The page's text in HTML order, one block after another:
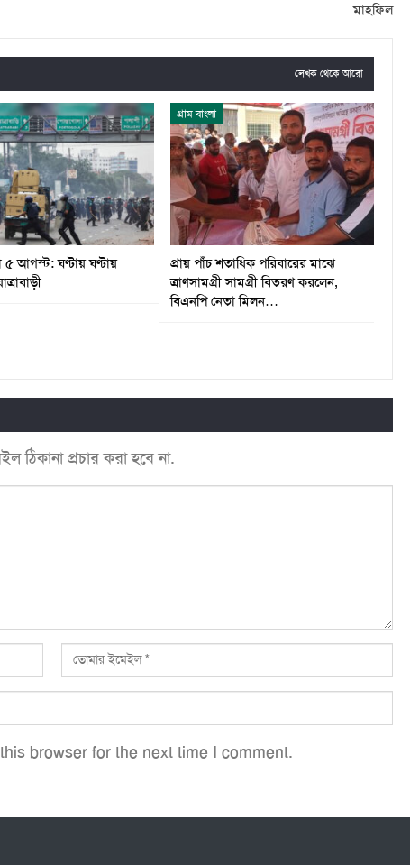
মাহফিল
লেখক থেকে আরো
৫ আগস্ট: ঘণ্টায় ঘণ্টায়
গ্রাম বাংলা
প্রায় পাঁচ শতাধিক পরিবারের মাঝে
ত্রাণসামগ্রী সামগ্রী বিতরণ করলেন,
বিএনপি নেতা মিলন…
ঠিকানা প্রচার করা হবে না.
browser for the next time I comment.